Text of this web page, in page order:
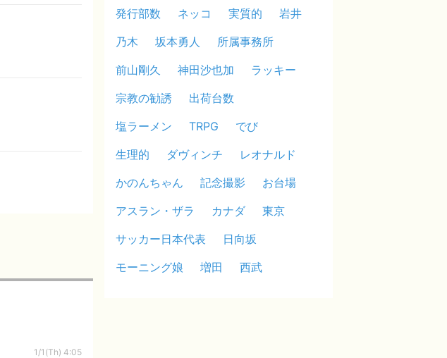
1/1(Th) 4:05
発行部数
ネッコ 実質的
岩井
乃木
坂本勇人
所属事務所
前山剛久
神田沙也加
ラッキー
宗教の勧誘
出荷台数
塩ラーメン
TRPG
でび
生理的
ダヴィンチ
レオナルド
かのんちゃん
記念撮影
お台場
アスラン・ザラ
カナダ
東京
サッカー日本代表
日向坂
モーニング娘
増田 西武